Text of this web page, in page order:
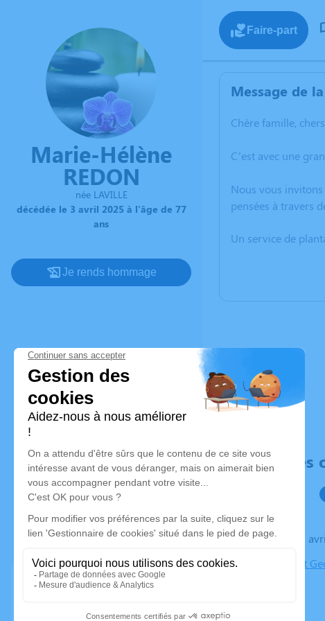
Marie-Hélène
REDON
née LAVILLE
décédée le 3 avril 2025 à l'âge de 77
ans
Je rends hommage
Faire-part
Message de
Chère famille,
C’est avec une
Nous vous
pensées à travers
Un service de
Déroulé des
Le lundi 07
Église Saint